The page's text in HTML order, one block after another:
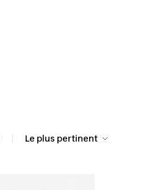
Le plus pertinent